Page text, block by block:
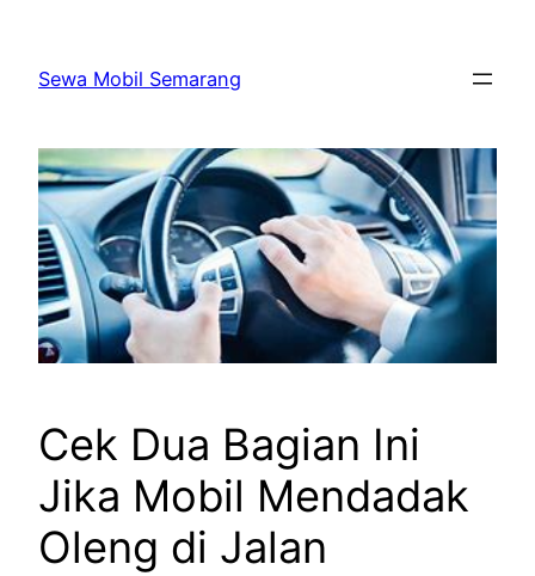
content
Sewa Mobil Semarang
Cek Dua Bagian Ini
Jika Mobil Mendadak
Oleng di Jalan